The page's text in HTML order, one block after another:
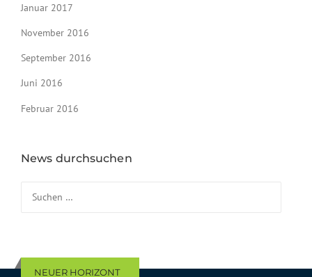
Januar 2017
November 2016
September 2016
Juni 2016
Februar 2016
News durchsuchen
NEUER HORIZONT